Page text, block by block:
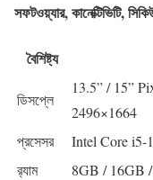
সফটওয়্যার, কানেক্টিভিটি,
বৈশিষ্ট্য
ডিসপ্লে
13.5” / 15”
2496×1664
প্রসেসর
Intel Core i5-
র‍্যাম
8GB / 16GB